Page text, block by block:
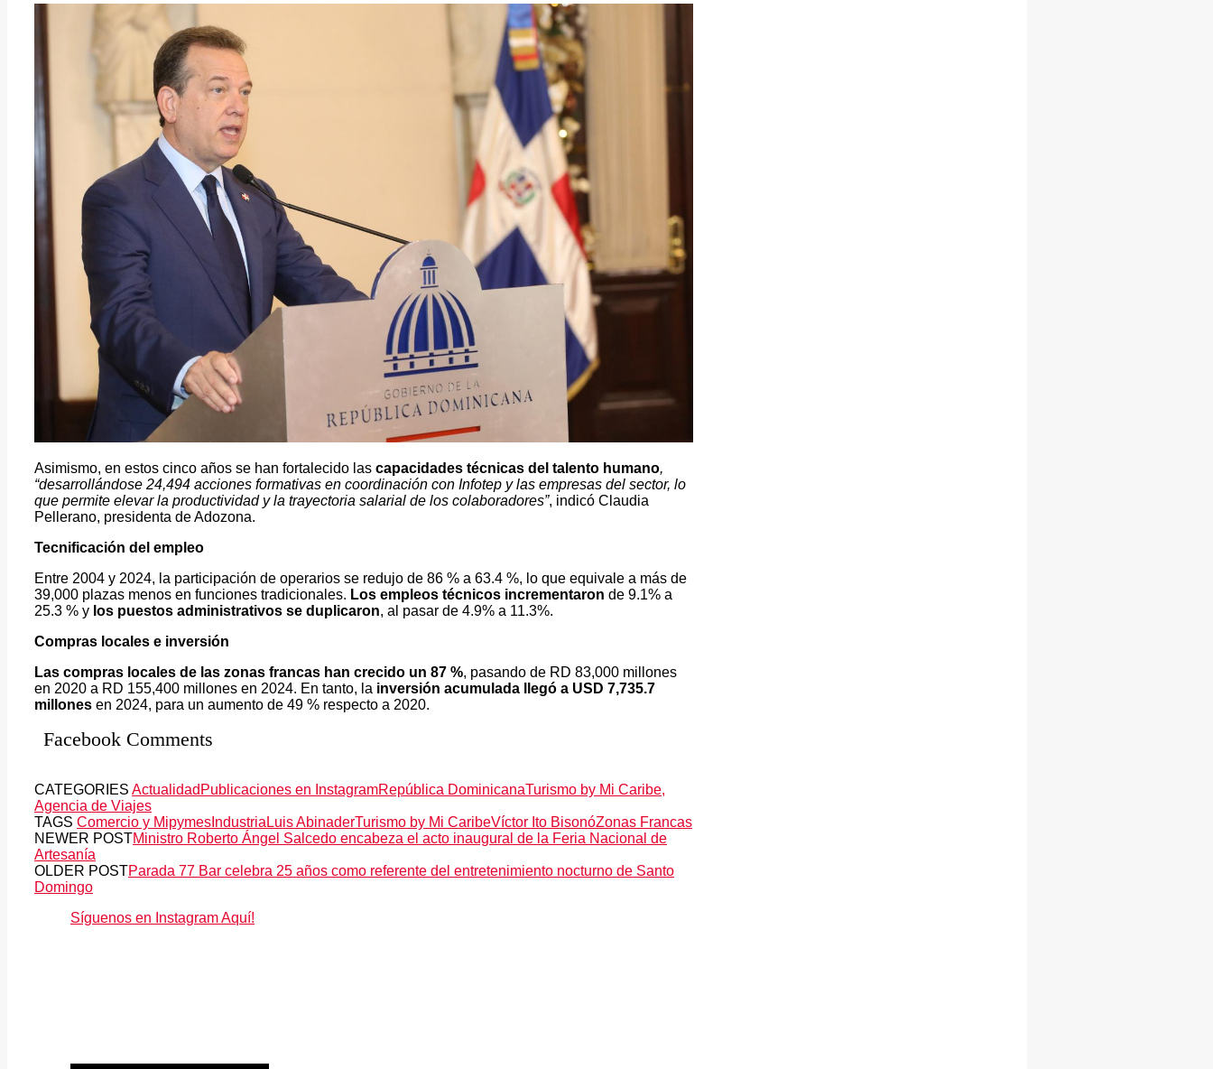
Asimismo, en estos cinco años se han fortalecido las capacidades técnicas del talento humano,
“desarrollándose 24,494 acciones formativas en coordinación con Infotep y las empresas del sector, lo
que permite elevar la productividad y la trayectoria salarial de los colaboradores”, indicó Claudia
Pellerano, presidenta de Adozona.
Tecnificación del empleo
Entre 2004 y 2024, la participación de operarios se redujo de 86 % a 63.4 %, lo que equivale a más de
39,000 plazas menos en funciones tradicionales. Los empleos técnicos incrementaron de 9.1% a
25.3 % y los puestos administrativos se duplicaron, al pasar de 4.9% a 11.3%.
Compras locales e inversión
Las compras locales de las zonas francas han crecido un 87 %, pasando de RD 83,000 millones
en 2020 a RD 155,400 millones en 2024. En tanto, la inversión acumulada llegó a USD 7,735.7
millones en 2024, para un aumento de 49 % respecto a 2020.
Facebook Comments
CATEGORIES Actualidad Publicaciones en InstagramRepública DominicanaTurismo by Mi Caribe,
Agencia de Viajes
TAGS Comercio y Mipymes Industria Luis AbinaderTurismo by Mi CaribeVíctor Ito BisonóZonas Francas
NEWER POSTMinistro Roberto Ángel Salcedo encabeza el acto inaugural de la Feria Nacional de
Artesanía
OLDER POSTParada 77 Bar celebra 25 años como referente del entretenimiento nocturno de Santo
Domingo
Síguenos en Instagram Aquí!